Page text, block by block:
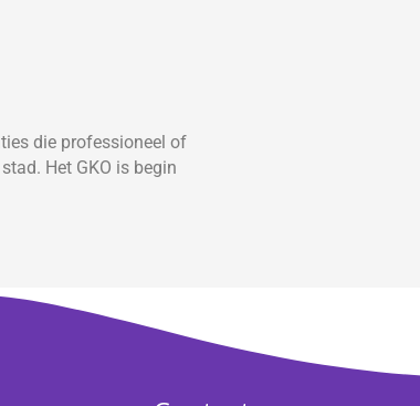
die professioneel of
Het GKO is begin